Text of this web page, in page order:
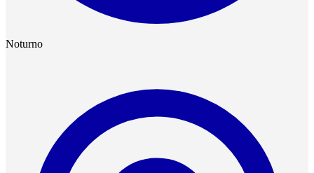
Noturno